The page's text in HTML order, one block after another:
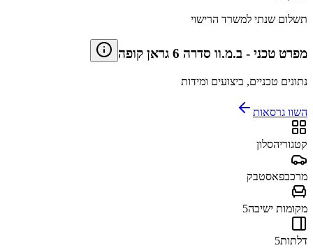
תשלום שנתי למשרד הרישוי
מפרט טכני - ב.מ.וו סדרה 6 גראן קופה
נתונים טכניים, ביצועים ומידות
השוו גרסאות
קטגוריהסלון
מרכבפאסטבק
מקומות ישיבה5
דלתות5